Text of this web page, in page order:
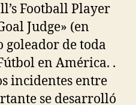
Football Player
Judge» (en
goleador de toda
en América. .
incidentes entre
se desarrolló